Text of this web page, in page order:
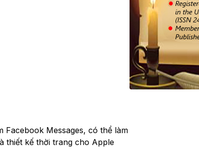
Facebook Messages, có thể làm
thiết kế thời trang cho Apple